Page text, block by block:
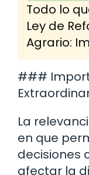
Todo lo
Ley de
Agrario:
###
La
en que
decisiones
afectar la